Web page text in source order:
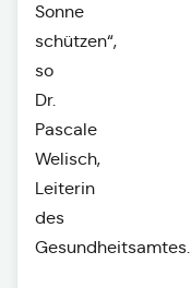
Sonne
schützen“,
so
Dr.
Pascale
Welisch,
Leiterin
des
Gesundheitsamtes.